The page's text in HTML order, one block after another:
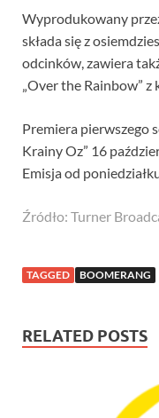
Wyprodukowany
składa się z
odcinków, zawiera
„Over the Rainbow”
Premiera pierwszego
Krainy Oz” 16
Emisja od
Źródło: Turner
TAGGED BOOMERANG
RELATED POSTS